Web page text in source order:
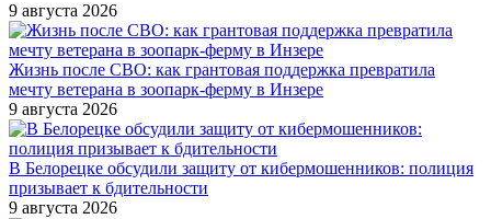
9 августа 2026
Жизнь после СВО: как грантовая поддержка превратила
мечту ветерана в зоопарк-ферму в Инзере
9 августа 2026
В Белорецке обсудили защиту от кибермошенников: полиция
призывает к бдительности
9 августа 2026